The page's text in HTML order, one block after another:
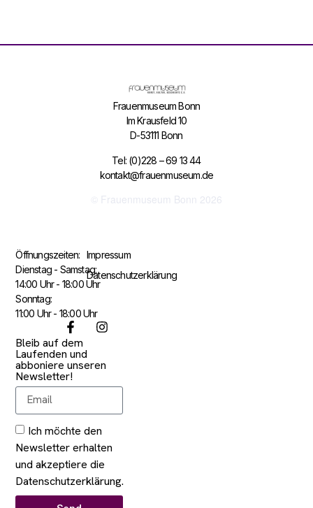
Frauenmuseum Bonn
Im Krausfeld 10
D-53111 Bonn
Tel: (0)228 – 69 13 44
kontakt@frauenmuseum.de
© Frauenmuseum Bonn 2026
Öffnungszeiten:
Dienstag - Samstag:
14:00 Uhr - 18:00 Uhr
Sonntag:
11:00 Uhr - 18:00 Uhr
Impressum
Datenschutzerklärung
Bleib auf dem
Laufenden und
abboniere unseren
Newsletter!
Ich möchte den
Newsletter erhalten
und akzeptiere die
Datenschutzerklärung.